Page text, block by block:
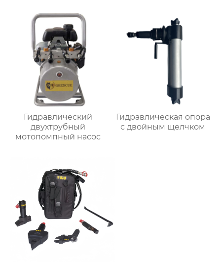
Гидравлический
двухтрубный
мотопомпный насос
Гидравлическая опора
с двойным щелчком